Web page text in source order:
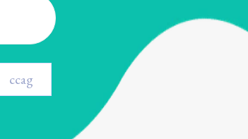
ccag